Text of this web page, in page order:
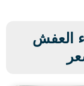
العفش